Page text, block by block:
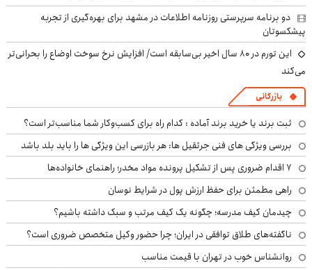
دو برنامه سرپرستی روزنامه اطلاعات در مشهد برای بهره‌گیری از تجربه
پیشکسوتان
این تورم در ۸۰ سال اخیر بی‌سابقه است/ افزایش نرخ سوخت اوضاع را بحرانی‌تر
می‌کند
بازرگانی
ثبت برند یا خرید برند آماده : کدام راه برای کسب‌وکار شما مناسب‌تر است؟
بررسی ویژگی های فنی جرثقیل ها: هر بازرسی این ویژگی ها را باید بلد باشد
۷ اقدام ضروری پس از تشکیل پرونده مواد مخدر؛ راهنمای خانواده‌ها
راهی مطمئن برای حفظ ارزش پول در شرایط نوسان
چیدمان کیف مدرسه؛ چگونه یک کیف مرتب و سبک داشته باشیم؟
ناگفته‌های طلاق توافقی در ایران؛ چرا حضور وکیل متخصص ضروری است؟
روانشناس خوب در تهران با قیمت مناسب